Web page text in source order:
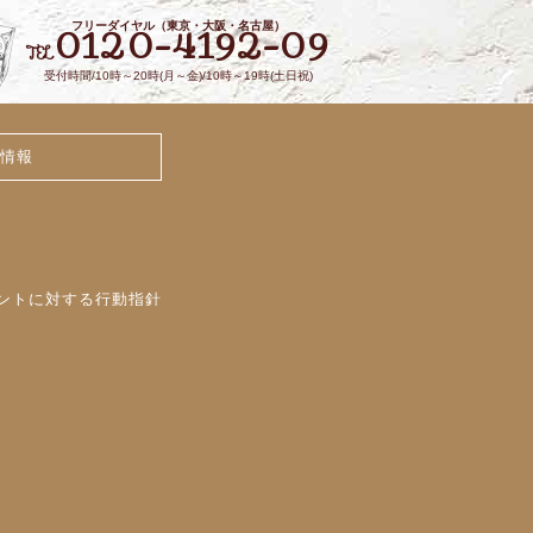
フリーダイヤル（東京・大阪・名古屋）
TEL0120-4192-09
受付時間/10時～20時(月～金)/10時～19時(土日祝)
報
トに対する行動指針